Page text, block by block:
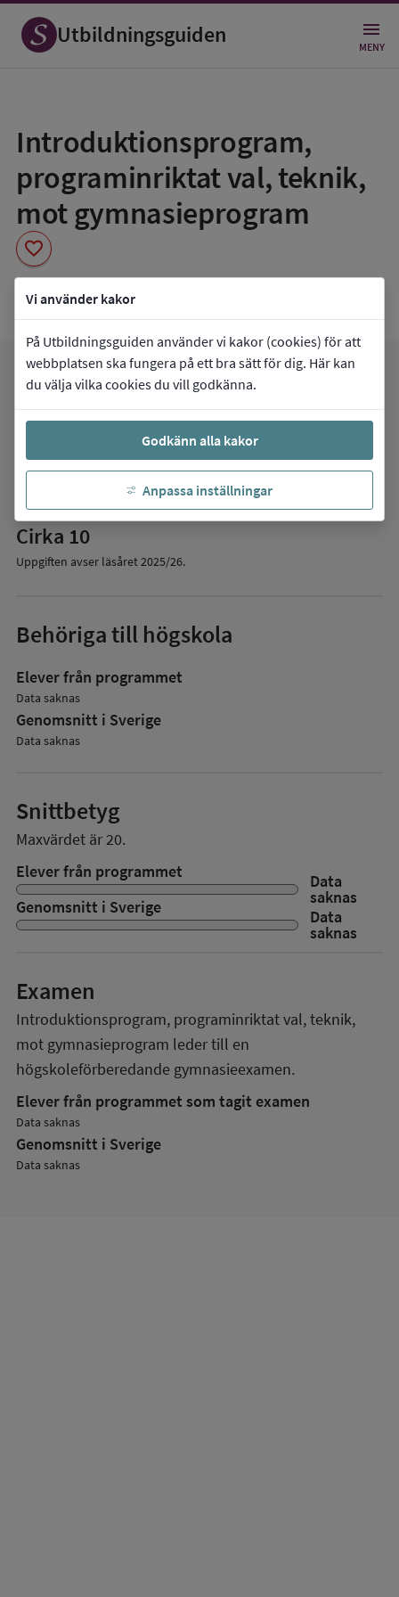
Vi använder kakor
På Utbildningsguiden använder vi kakor (cookies) för att
webbplatsen ska fungera på ett bra sätt för dig. Här kan
du välja vilka cookies du vill godkänna.
Godkänn alla kakor
Anpassa inställningar
Utbildningsguiden MENY
Introduktionsprogram,
programinriktat val, teknik,
mot gymnasieprogram
favorite
som
favorit
Kullagymnasiet
Gå tillKullagymnasietarrow_forward Mina favoriter
Elevantal
Antal elever på programmet:
Cirka 10
Uppgiften avser läsåret2025/26.
Behöriga till högskola
Elever från programmet
Data saknas
Genomsnitt i Sverige
Data saknas
Snittbetyg
Maxvärdet är 20.
Elever från programmet
Data
saknas
Genomsnitt i Sverige Data
saknas
Examen
Introduktionsprogram, programinriktat val, teknik,
mot gymnasieprogram leder till en
högskoleförberedande gymnasieexamen.
Elever från programmet som tagit examen
Data saknas
Genomsnitt i Sverige
Data saknas